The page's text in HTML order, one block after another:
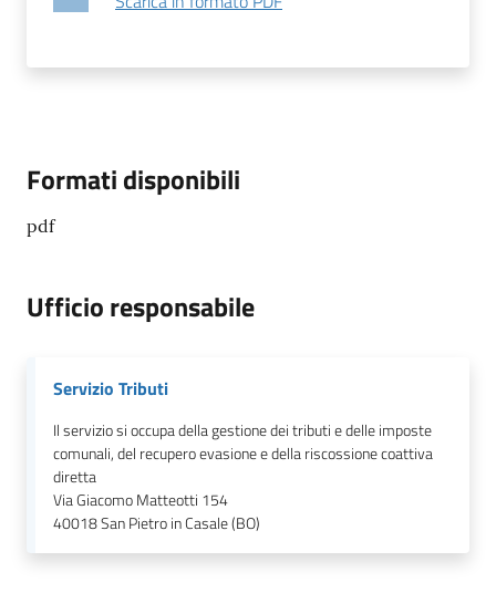
Formati disponibili
pdf
Ufficio responsabile
Servizio Tributi
Il servizio si occupa della gestione dei tributi e delle imposte
comunali, del recupero evasione e della riscossione coattiva
diretta
Via Giacomo Matteotti 154
40018San Pietro in Casale (BO)